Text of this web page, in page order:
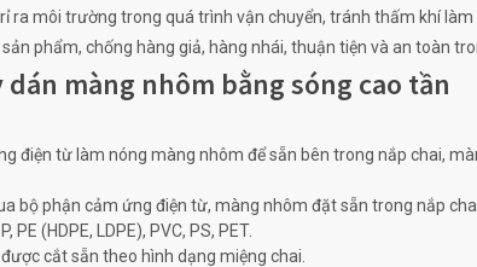
ra môi trường trong quá trình vận chuyển, tránh thấm khí
phẩm, chống hàng giả, hàng nhái, thuận tiện và an toàn
màng nhôm bằng sóng cao tần
điện từ làm nóng màng nhôm để sẵn bên trong nắp chai,
bộ phận cảm ứng điện từ, màng nhôm đặt sẵn trong nắp
(HDPE, LDPE), PVC, PS, PET.
cắt sẵn theo hình dạng miệng chai.